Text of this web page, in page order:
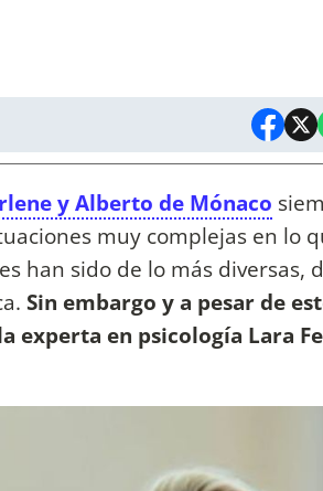
y Alberto de Mónaco
muy complejas en lo
han sido de lo más diversas,
Sin embargo y a pesar de
experta en psicología Lara